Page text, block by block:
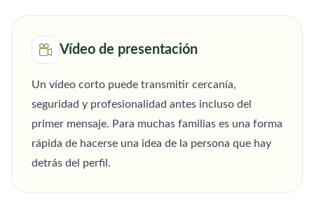
Vídeo de presentación
Un vídeo corto puede transmitir cercanía,
seguridad y profesionalidad antes incluso del
primer mensaje. Para muchas familias es una forma
rápida de hacerse una idea de la persona que hay
detrás del perfil.